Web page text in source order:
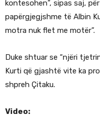
kontesohen”, sipas saj,
papërgjegjshme të Albin
motra nuk flet me motër”.
Duke shtuar se “njëri
Kurti që gjashtë vite ka
shpreh Çitaku.
Video: